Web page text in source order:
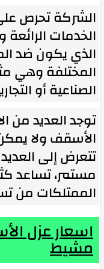
الشركة تحرص
الخدمات
الذي يكون ضد
المختلفة وهي
الصناعية أو
توجد العديد من
الأسقف ولا يمكن
تتعرض إلى
مستمر، تساعد
الممتلكات من
اسعار عزل
مشيط